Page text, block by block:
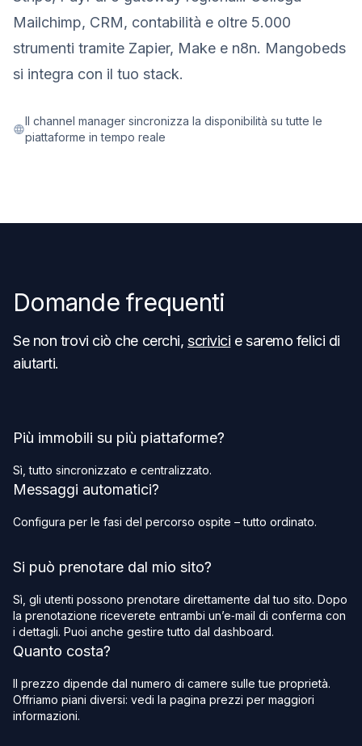
Mailchimp, CRM, contabilità e oltre 5.000
strumenti tramite Zapier, Make e n8n. Mangobeds
si integra con il tuo stack.
Il channel manager sincronizza la disponibilità su tutte le
piattaforme in tempo reale
Domande frequenti
Se non trovi ciò che cerchi, scrivici e saremo felici di
aiutarti.
Più immobili su più piattaforme?
Sì, tutto sincronizzato e centralizzato.
Messaggi automatici?
Configura per le fasi del percorso ospite – tutto ordinato.
Si può prenotare dal mio sito?
Sì, gli utenti possono prenotare direttamente dal tuo sito. Dopo
la prenotazione riceverete entrambi un’e‑mail di conferma con
i dettagli. Puoi anche gestire tutto dal dashboard.
Quanto costa?
Il prezzo dipende dal numero di camere sulle tue proprietà.
Offriamo piani diversi: vedi la pagina prezzi per maggiori
informazioni.